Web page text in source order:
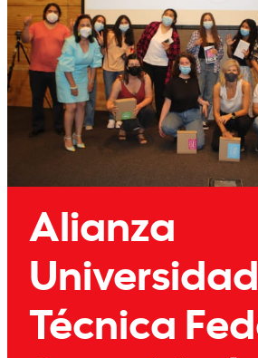
Alianza
Universidad
Técnica